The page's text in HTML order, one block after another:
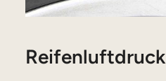
Reifenluftdruck